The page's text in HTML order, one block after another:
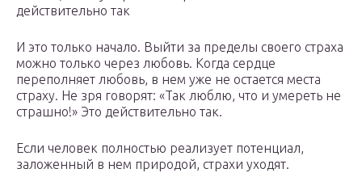
действительно так
И это только начало. Выйти за пределы своего страха
можно только через любовь. Когда сердце
переполняет любовь, в нем уже не остается места
страху. Не зря говорят: «Так люблю, что и умереть не
страшно!» Это действительно так.
Если человек полностью реализует потенциал,
заложенный в нем природой, страхи уходят.